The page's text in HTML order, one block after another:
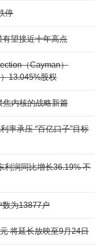
停
望接近十年高点
（Cayman）
13.045%股权
焦内核的战略新篇
率承压 “百亿口子”目标
利润同比增长36.19% 不
数为13877户
将延长放映至9月24日